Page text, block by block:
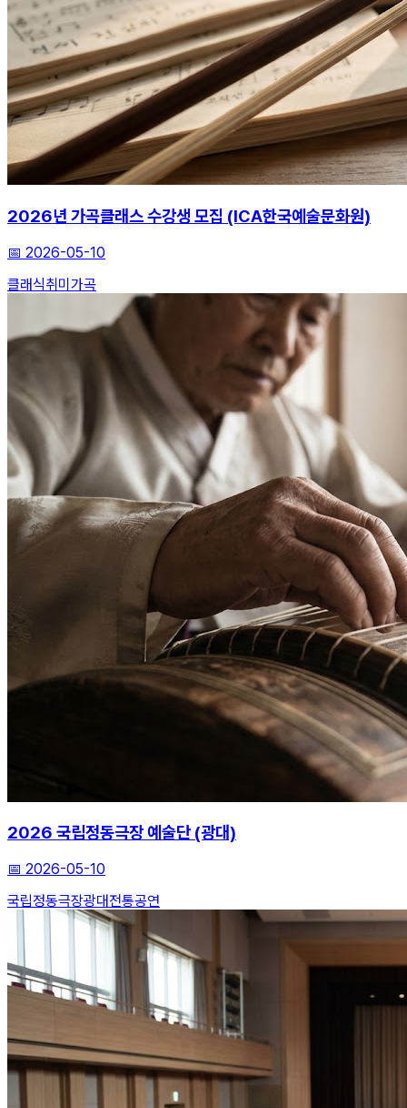
2026년 가곡클래스 수강생 모집 (ICA한국예술문화원)
📅 2026-05-10
클래식취미 가곡
2026 국립정동극장 예술단 (광대)
📅 2026-05-10
국립정동극장광대전통공연